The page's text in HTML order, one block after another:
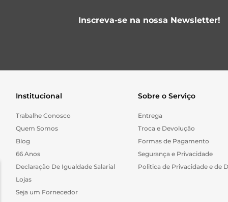
Inscreva-se na nossa Newsletter!
Institucional
Trabalhe Conosco
Quem Somos
Blog
66 Anos
Declaração De Igualdade Salarial
Lojas
Seja um Fornecedor
Sobre o Serviço
Entrega
Troca e Devolução
Formas de Pagamento
Segurança e Privacidade
Politica de Privacidade e de